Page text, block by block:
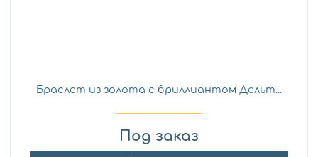
Браслет из золота с бриллиантом Дельт...
Под заказ